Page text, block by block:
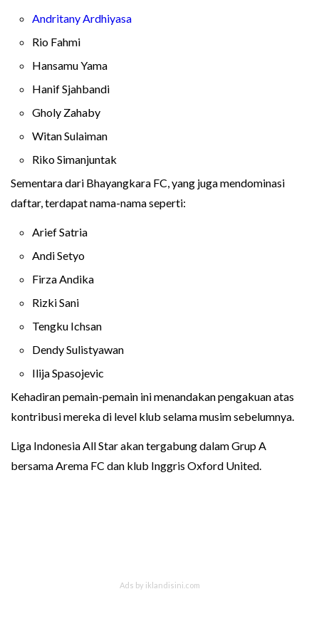
Andritany Ardhiyasa
Rio Fahmi
Hansamu Yama
Hanif Sjahbandi
Gholy Zahaby
Witan Sulaiman
Riko Simanjuntak
Sementara dari Bhayangkara FC, yang juga mendominasi
daftar, terdapat nama-nama seperti:
Arief Satria
Andi Setyo
Firza Andika
Rizki Sani
Tengku Ichsan
Dendy Sulistyawan
Ilija Spasojevic
Kehadiran pemain-pemain ini menandakan pengakuan atas
kontribusi mereka di level klub selama musim sebelumnya.
Liga Indonesia All Star akan tergabung dalam Grup A
bersama Arema FC dan klub Inggris Oxford United.